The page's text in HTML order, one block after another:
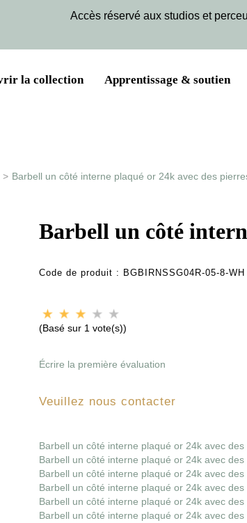
Accès réservé aux studios et
la collection Apprentissage & soutien
> Barbell un côté interne plaqué or 24k avec des
Barbell un côté
Code de produit : BGBIRNSSG04R-05-8-WH
(Basé sur 1 vote(s))
Écrire la première évaluation
Veuillez nous contacter
Barbell un côté interne plaqué or 24k avec des
Barbell un côté interne plaqué or 24k avec des
Barbell un côté interne plaqué or 24k avec des
Barbell un côté interne plaqué or 24k avec des
Barbell un côté interne plaqué or 24k avec des
Barbell un côté interne plaqué or 24k avec des